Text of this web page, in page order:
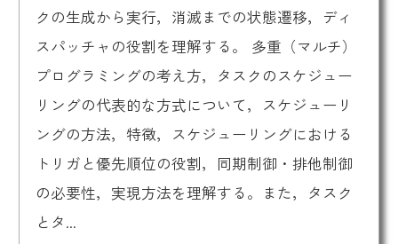
クの生成から実行，消滅までの状態遷移，ディ
スパッチャの役割を理解する。 多重（マルチ）
プログラミングの考え方，タスクのスケジュー
リングの代表的な方式について，スケジューリ
ングの方法，特徴，スケジューリングにおける
トリガと優先順位の役割，同期制御・排他制御
の必要性，実現方法を理解する。また，タスク
とタ...